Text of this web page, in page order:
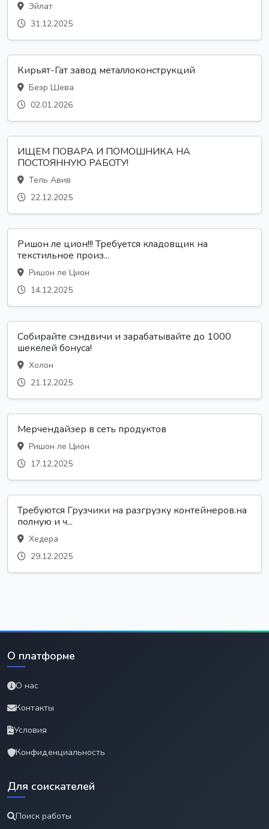
Эйлат
31.12.2025
Кирьят-Гат завод металлоконструкций
Беэр Шева
02.01.2026
ИЩЕМ ПОВАРА И ПОМОШНИКА НА
ПОСТОЯННУЮ РАБОТУ!
Тель Авив
22.12.2025
Ришон ле цион!!! Требуется кладовщик на
текстильное произ...
Ришон ле Цион
14.12.2025
Собирайте сэндвичи и зарабатывайте до 1000
шекелей бонуса!
Холон
21.12.2025
Мерчендайзер в сеть продуктов
Ришон ле Цион
17.12.2025
Требуются Грузчики на разгрузку контейнеров.на
полную и ч...
Хедера
29.12.2025
О платформе
О нас
Контакты
Условия
Конфиденциальность
Для соискателей
Поиск работы